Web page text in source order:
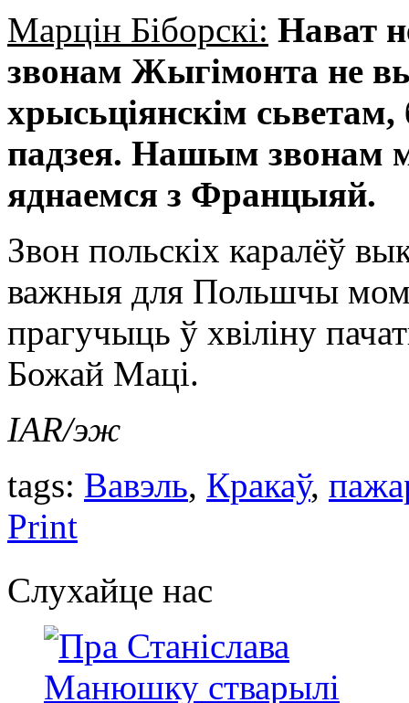
Марцін Біборскі: Нават
звонам Жыгімонта не
хрысьціянскім
падзея. Нашым звонам
яднаемся з Францыяй.
Звон польскіх каралёў
важныя для Польшчы
прагучыць ў хвіліну
Божай Маці.
IAR/эж
tags: Вавэль, Кракаў,
Print
Слухайце нас